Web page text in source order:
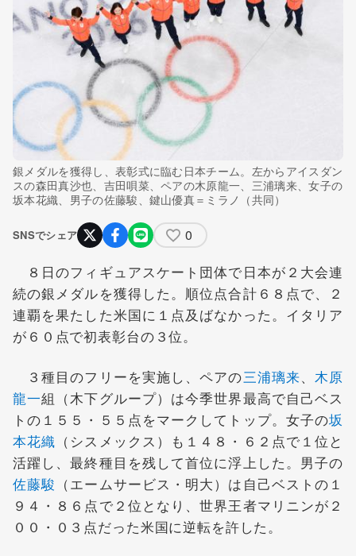
銀メダルを獲得し、表彰式に臨む日本チーム。左からアイスダン
スの森田真沙也、吉田唄菜、ペアの木原龍一、三浦璃来、女子の
坂本花織、男子の佐藤駿、鍵山優真＝ミラノ（共同）
SNSでシェア 0
８日のフィギュアスケート団体で日本が２大会連
続の銀メダルを獲得した。順位点合計６８点で、２
連覇を果たした米国に１点及ばなかった。イタリア
が６０点で初表彰台の３位。
３種目のフリーを実施し、ペアの三浦璃来、木原
龍一組（木下グループ）は今季世界最高で自己ベス
トの１５５・５５点をマークしてトップ。女子の坂
本花織 （シスメックス）も１４８・６２点で１位と
活躍し、最終種目を残して首位に浮上した。男子の
佐藤駿 （エームサービス・明大）は自己ベストの１
９４・８６点で２位となり、世界王者マリニンが２
００・０３点だった米国に逆転を許した。